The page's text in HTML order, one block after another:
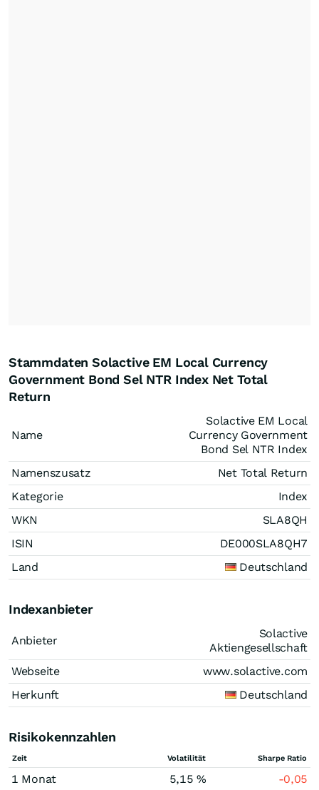
Stammdaten Solactive EM Local Currency
Government Bond Sel NTR Index Net Total
Return
Name
Solactive EM Local
Currency Government
Bond Sel NTR Index
Namenszusatz
Net Total Return
Kategorie
Index
WKN
SLA8QH
ISIN
DE000SLA8QH7
Land
Deutschland
Indexanbieter
Anbieter
Solactive
Aktiengesellschaft
Webseite
www.solactive.com
Herkunft
Deutschland
Risikokennzahlen
Zeit Volatilität Sharpe Ratio
1 Monat 5,15 % -0,05